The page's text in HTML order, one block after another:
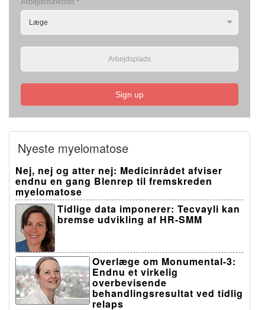
Sign up
Nyeste myelomatose
Nej, nej og atter nej: Medicinrådet afviser
endnu en gang Blenrep til fremskreden
myelomatose
Tidlige data imponerer: Tecvayli kan
bremse udvikling af HR-SMM
Overlæge om Monumental-3:
Endnu et virkelig
overbevisende
behandlingsresultat ved tidlig
relaps